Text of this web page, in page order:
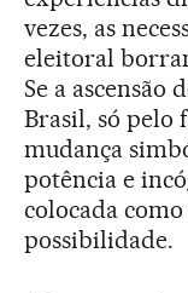
vezes, as
eleitoral
Se a ascensão
Brasil, só pelo
mudança
potência e
colocada
possibilidade.